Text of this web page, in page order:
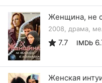
Женщина, не
2008, драма,
7.7 IMDb
Женская